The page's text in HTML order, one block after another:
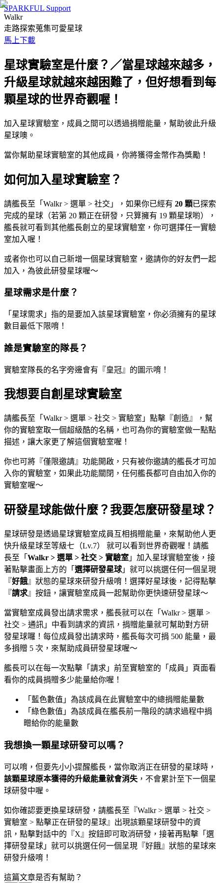
SPARKFUL Support
Walkr
走路探索蒐集可愛星球
馬上下載
星球實驗室是什麼？／當星球越來越多，
升級星球就越來越困難了，但好想看到每
顆星球的世界奇觀喔！
加入星球實驗室，成員之間可以透過捐贈能量，幫助彼此升級
星球噢。
當你幫助星球實驗室的其他成員，你將獲得金幣作為獎勵！
如何加入星球實驗室？
請艦長至「Walkr > 選單 > 社交」，如果你已經有 20 顆已探索
完成的星球（若第 20 顆正在研發，只算擁有 19 顆星球喲），
艦長就可看到其他艦長創立的星球實驗室，你可選擇任一實驗
室加入喔！
或者你也可以自己新增一個星球實驗室，邀請你的好友們一起
加入，為彼此研發星球喔～
星球需求是什麼？
「星球需求」指的是要加入該星球實驗室，你必須擁有的星球
數目最低下限唷！
誰是實驗室的隊長？
實驗室隊長的名字旁邊會有『皇冠』的圖示唷！
我想要自創星球實驗室
請艦長至「Walkr > 選單 > 社交 > 實驗室」點擊『創造』，幫
你的實驗室取一個超級酷的名稱，也可為你的實驗室做一點點
描述，讓大家更了解這個實驗室喔！
你也可將『僅限邀請』功能開啟，只有被你邀請的艦長才可加
入你的實驗室，如果此功能關閉，任何艦長都可自由加入你的
實驗室喔～
研發星球能做什麼？我要怎麼研發星球？
星球研發是透過星球實驗室成員互相捐贈能量，來幫助他人更
快升級星球至等級七（Lv.7） 就可以看到世界奇觀喔！請艦
長至「 Walkr > 選單 > 社交 > 實驗室 」加入星球實驗室後，接
著點擊畫面上方的「 選擇研發星球 」就可以挑選任何一個呈現
『好餓』狀態的星球來研發升級唷！選擇好星球後，記得點擊
『請求』按鈕，讓實驗室成員一起幫助你更快速研發星球～
當實驗室成員發出請求需求，艦長就可以在「Walkr > 選單 >
社交 > 通訊」中看到請求的資訊，捐贈能量就可幫助對方研
發星球囉！每位成員發出請求時，艦長每次可捐 500 能量，最
多捐贈 5 次，來幫助成員研發星球喔～
艦長可以在每一次點擊「請求」前至實驗室的「成員」頁面看
看你的成員捐贈多少能量給你喔！
「藍色數值」為該成員在此實驗室中的總捐贈能量數
「綠色數值」為該成員在艦長前一階段的請求過程中捐
㽪給你的能量數
我想換一顆星球研發可以嗎？
可以唷，但要先小小提醒艦長，當你取消正在研發的星球時，
該顆星球原本獲得的升級能量就會消失 ，不會累計至下一個星
球研發中喔。
如你確認要更換星球研發，請艦長至『Walkr > 選單 > 社交 >
實驗室 > 點擊正在研發的星球』出現該顆星球研發中的資
訊，點擊對話中的『X』按鈕即可取消研發，接著再點擊「選
擇研發星球」就可以挑選任何一個呈現『好餓』狀態的星球來
研發升級唷！
這篇文章是否有幫助？